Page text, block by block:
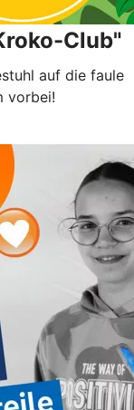
Club"
auf die faule
vorbei!